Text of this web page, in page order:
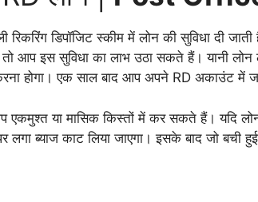
रिकरिंग डिपॉजिट स्कीम में लोन की सुविधा दी
तो आप इस सुविधा का लाभ उठा सकते हैं। यानी
होगा। एक साल बाद आप अपने RD अकाउंट में
एकमुश्त या मासिक किस्तों में कर सकते हैं। यदि
लगा ब्याज काट लिया जाएगा। इसके बाद जो बची